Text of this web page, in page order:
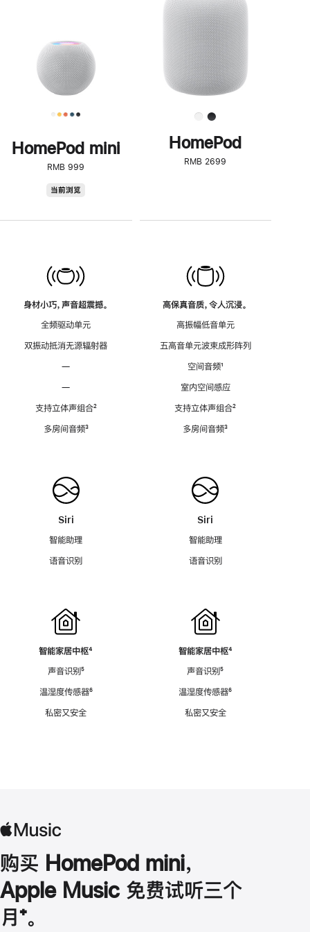
HomePod mini
RMB 999
当前浏览
身材小巧，声音超震撼。
全频驱动单元
双振动抵消无源辐射器
—
—
支持立体声组合脚
²
多房间音频脚
³
Siri
智能助理
语音识别
智能家居中枢脚
⁴
声音识别脚
⁵
温湿度传感器脚
⁶
私密又安全
了
解
HomePod<
HomePod
RMB 2699
高保真音质，令人沉浸。
高振幅低音单元
五高音单元波束成形阵列
空间音频脚
¹
室内空间感应
支持立体声组合脚
²
多房间音频脚
³
Siri
智能助理
语音识别
智能家居中枢脚
⁴
声音识别脚
⁵
温湿度传感器脚
⁶
私密又安全
购买 HomePod mini，
Apple Music 免费试听三个
月 脚
⁺。